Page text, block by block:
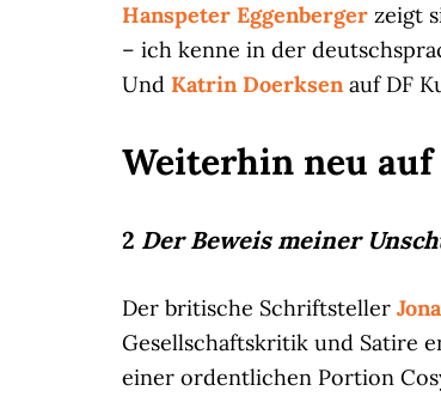
Hanspeter Eggenberger zeigt
– ich kenne in der
Und Katrin Doerksen auf DF
Weiterhin neu
2 Der Beweis meiner
Der britische Schriftsteller
Gesellschaftskritik und Satire
einer ordentlichen Portion